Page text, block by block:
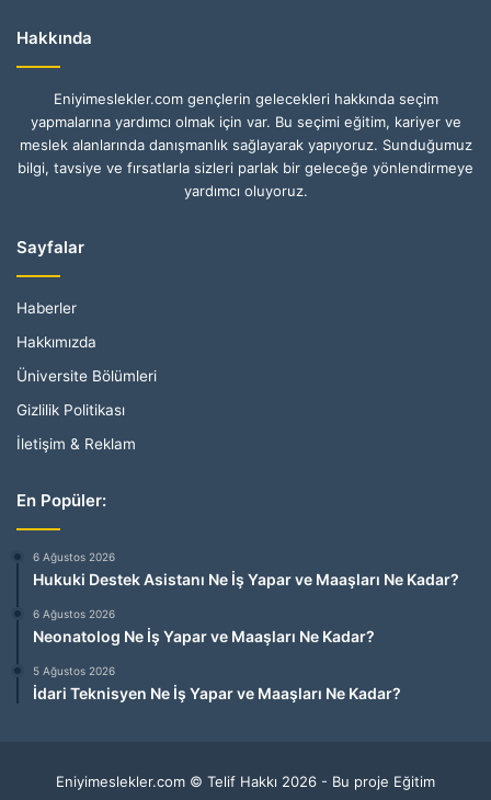
Hakkında
Eniyimeslekler.com gençlerin gelecekleri hakkında seçim
yapmalarına yardımcı olmak için var. Bu seçimi eğitim, kariyer ve
meslek alanlarında danışmanlık sağlayarak yapıyoruz. Sunduğumuz
bilgi, tavsiye ve fırsatlarla sizleri parlak bir geleceğe yönlendirmeye
yardımcı oluyoruz.
Sayfalar
Haberler
Hakkımızda
Üniversite Bölümleri
Gizlilik Politikası
İletişim & Reklam
En Popüler:
6 Ağustos 2026
Hukuki Destek Asistanı Ne İş Yapar ve Maaşları Ne Kadar?
6 Ağustos 2026
Neonatolog Ne İş Yapar ve Maaşları Ne Kadar?
5 Ağustos 2026
İdari Teknisyen Ne İş Yapar ve Maaşları Ne Kadar?
Eniyimeslekler.com © Telif Hakkı 2026 - Bu proje Eğitim